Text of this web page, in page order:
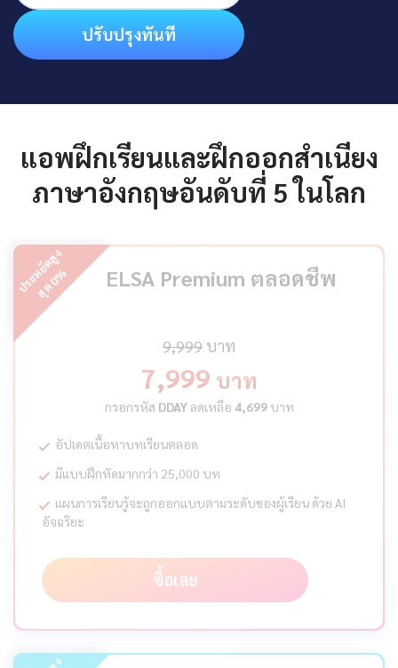
ปรับปรุงทันที
แอพฝึกเรียนและฝึกออกสำเนียง
ภาษาอังกฤษอันดับที่ 5 ในโลก
ป
ร
ะ
ห
ยั
ด
สู
ง
สุ
ด
0
% ELSA Premium ตลอดชีพ
9,999 บาท
7,999 บาท
กรอกรหัส DDAYลดเหลือ 4,699บาท
อัปเดตเนื้อหาบทเรียนตลอด
มีแบบฝึกหัดมากกว่า 25,000 บท
แผนการเรียนรู้จะถูกออกแบบตามระดับของผู้เรียน ด้วย AI
อัจฉริยะ
ซื้อเลย